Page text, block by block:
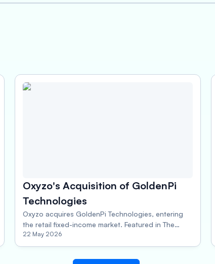
Oxyzo's Acquisition of GoldenPi
Technologies
Oxyzo acquires GoldenPi Technologies, entering
the retail fixed-income market. Featured in The
Economic Times, this marks a bold new chapter in
Oxyzo's financial services journey.
22 May 2026